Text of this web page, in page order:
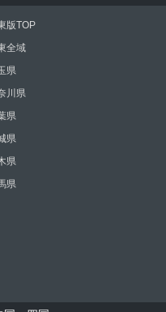
版TOP
全域
県
川県
県
県
県
県